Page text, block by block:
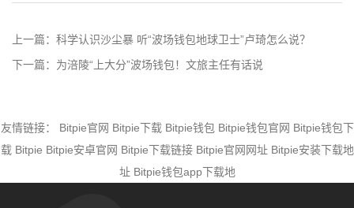
上一篇： 科学认识沙尘暴 听“波场钱包地球卫士”卢琦怎么说？
下一篇： 为涪陵“上大分”波场钱包！文旅主任有话说
友情链接： Bitpie官网 Bitpie下载 Bitpie钱包 Bitpie钱包官网 Bitpie钱包下
载 Bitpie Bitpie安卓官网 Bitpie下载链接 Bitpie官网网址 Bitpie安装下载地
址 Bitpie钱包app下载地